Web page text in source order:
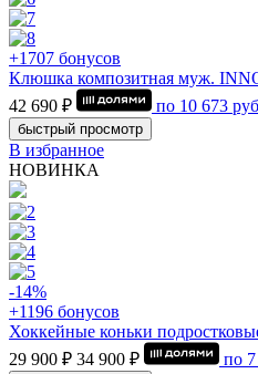
+1707 бонусов
Клюшка композитная муж.
42 690 ₽
по 10 673
быстрый просмотр
В избранное
НОВИНКА
-14%
+1196 бонусов
Хоккейные коньки
29 900 ₽ 34 900 ₽ по